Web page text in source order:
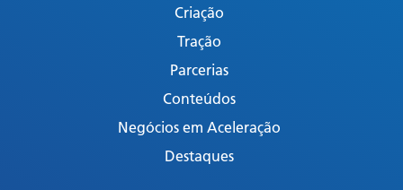
Criação
Tração
Parcerias
Conteúdos
Negócios em Aceleração
Destaques